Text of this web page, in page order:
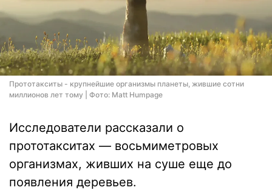
Прототакситы - крупнейшие организмы планеты, жившие сотни
миллионов лет тому | Фото: Matt Humpage
Исследователи рассказали о
прототакситах — восьмиметровых
организмах, живших на суше еще до
появления деревьев.